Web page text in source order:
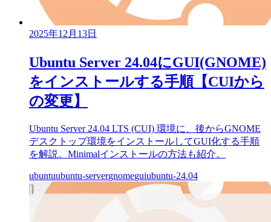
2025年12月13日
Ubuntu Server 24.04にGUI(GNOME)
をインストールする手順【CUIから
の変更】
Ubuntu Server 24.04 LTS (CUI) 環境に、後からGNOME
デスクトップ環境をインストールしてGUI化する手順
を解説。Minimalインストールの方法も紹介。
ubuntuubuntu-servergnomeguiubuntu-24.04